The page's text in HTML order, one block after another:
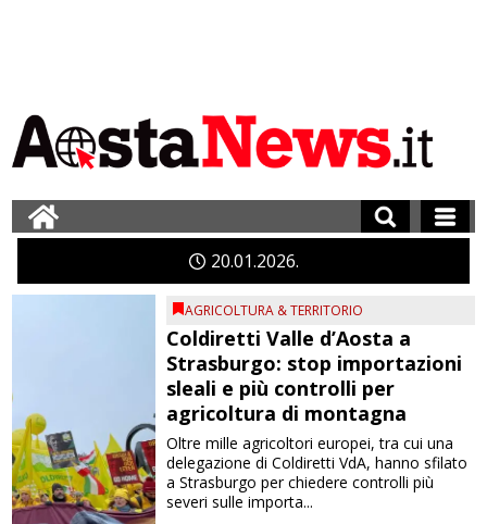
2001 2026
AGRICOLTURA & TERRITORIO
Coldiretti Valle d’Aosta a
Strasburgo: stop importazioni
sleali e più controlli per
agricoltura di montagna
Oltre mille agricoltori europei, tra cui una
delegazione di Coldiretti VdA, hanno sfilato
a Strasburgo per chiedere controlli più
severi sulle importa...